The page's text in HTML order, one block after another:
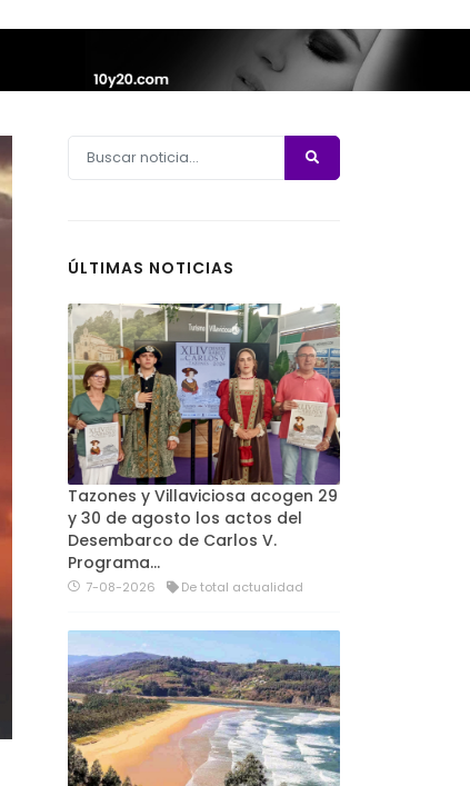
ÚLTIMAS NOTICIAS
Tazones y Villaviciosa acogen 29
y 30 de agosto los actos del
Desembarco de Carlos V.
Programa…
7-08-2026 De total actualidad